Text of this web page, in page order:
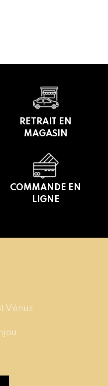
RETRAIT EN
MAGASIN
COMMANDE EN
LIGNE
Vénus